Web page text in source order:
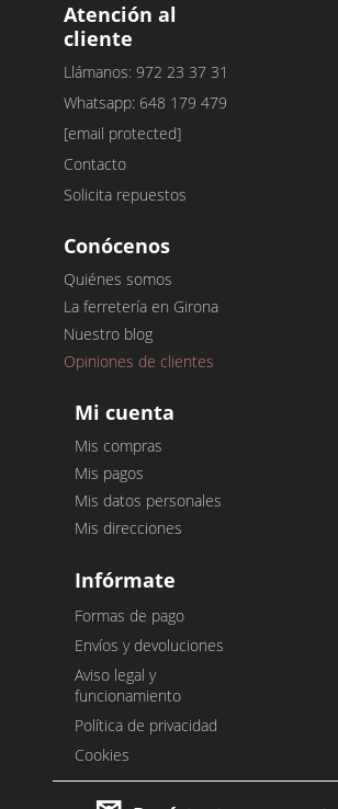
Atención al
cliente
Llámanos: 972 23 37 31
Whatsapp: 648 179 479
[email protected]
Contacto
Solicita repuestos
Conócenos
Quiénes somos
La ferretería en Girona
Nuestro blog
Opiniones de clientes
Mi cuenta
Mis compras
Mis pagos
Mis datos personales
Mis direcciones
Infórmate
Formas de pago
Envíos y devoluciones
Aviso legal y
funcionamiento
Política de privacidad
Cookies